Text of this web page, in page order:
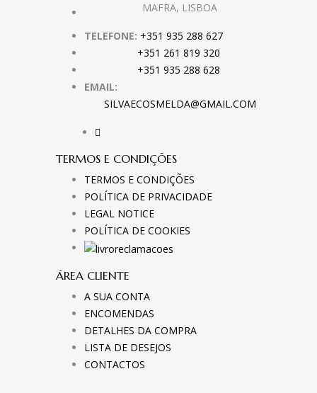
MAFRA, LISBOA
TELEFONE: +351 935 288 627
+351 261 819 320
+351 935 288 628
EMAIL:
SILVAECOSMELDA@GMAIL.COM
TERMOS E CONDIÇÕES
TERMOS E CONDIÇÕES
POLÍTICA DE PRIVACIDADE
LEGAL NOTICE
POLÍTICA DE COOKIES
ÁREA CLIENTE
A SUA CONTA
ENCOMENDAS
DETALHES DA COMPRA
LISTA DE DESEJOS
CONTACTOS